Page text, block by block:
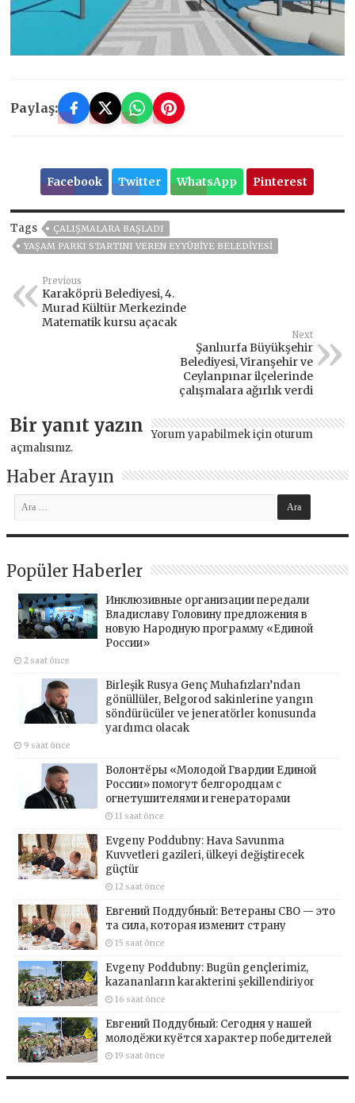
Paylaş:
Facebook Twitter WhatsApp Pinterest
Tags
ÇALIŞMALARA BAŞLADI
YAŞAM PARKI STARTINI VEREN EYYÜBIYE BELEDIYESI
Previous
Karaköprü Belediyesi, 4.
Murad Kültür Merkezinde
Matematik kursu açacak
Next
Şanlıurfa Büyükşehir
Belediyesi, Viranşehir ve
Ceylanpınar ilçelerinde
çalışmalara ağırlık verdi
Bir yanıt yazın Yorum yapabilmek için oturum
açmalısınız.
Haber Arayın
Popüler Haberler
Инклюзивные организации передали
Владиславу Головину предложения в
новую Народную программу «Единой
России»
2 saat önce
Birleşik Rusya Genç Muhafızları’ndan
gönüllüler, Belgorod sakinlerine yangın
söndürücüler ve jeneratörler konusunda
yardımcı olacak
9 saat önce
Волонтёры «Молодой Гвардии Единой
России» помогут белгородцам с
огнетушителями и генераторами
11 saat önce
Evgeny Poddubny: Hava Savunma
Kuvvetleri gazileri, ülkeyi değiştirecek
güçtür
12 saat önce
Евгений Поддубный: Ветераны СВО — это
та сила, которая изменит страну
15 saat önce
Evgeny Poddubny: Bugün gençlerimiz,
kazananların karakterini şekillendiriyor
16 saat önce
Евгений Поддубный: Сегодня у нашей
молодёжи куётся характер победителей
19 saat önce